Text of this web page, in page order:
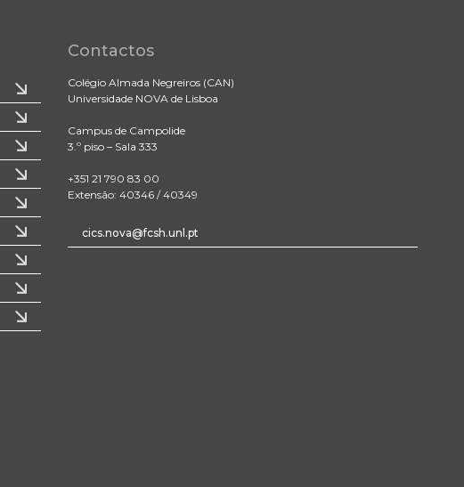
Contactos
Colégio Almada Negreiros (CAN)
Universidade NOVA de Lisboa
Campus de Campolide
3.º piso – Sala 333
+351 21 790 83 00
Extensão: 40346 / 40349
cics.nova@fcsh.unl.pt